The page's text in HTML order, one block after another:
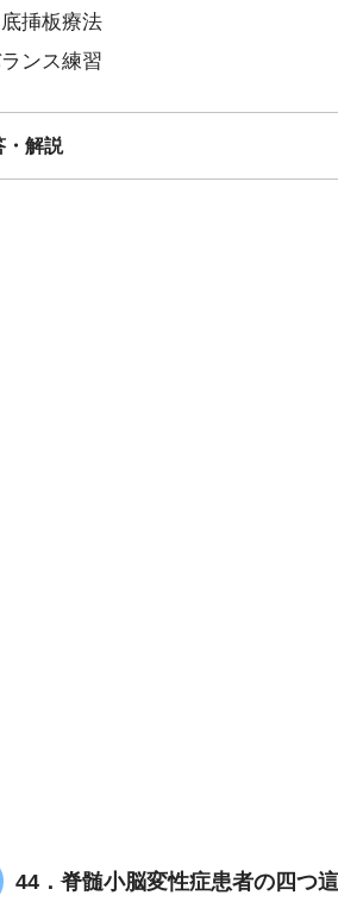
挿板療法
ンス練習
・解説
44．脊髄小脳変性症患者の四つ